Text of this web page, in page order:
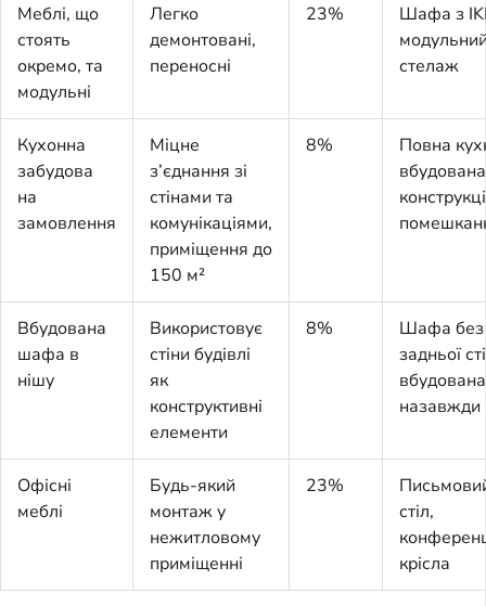
Меблі, що
стоять
окремо, та
модульні
Легко
демонтовані,
переносні
23%
Шафа з
стелаж
Кухонна
забудова
на
замовлення
Міцне
з’єднання зі
стінами та
комунікаціями,
приміщення до
150 м²
8%
Повна
Вбудована
шафа в
нішу
Використовує
стіни будівлі
як
конструктивні
елементи
8%
Шафа без
задньої
вбудована
назавжди
Офісні
меблі
Будь-який
монтаж у
нежитловому
приміщенні
23%
стіл,
крісла